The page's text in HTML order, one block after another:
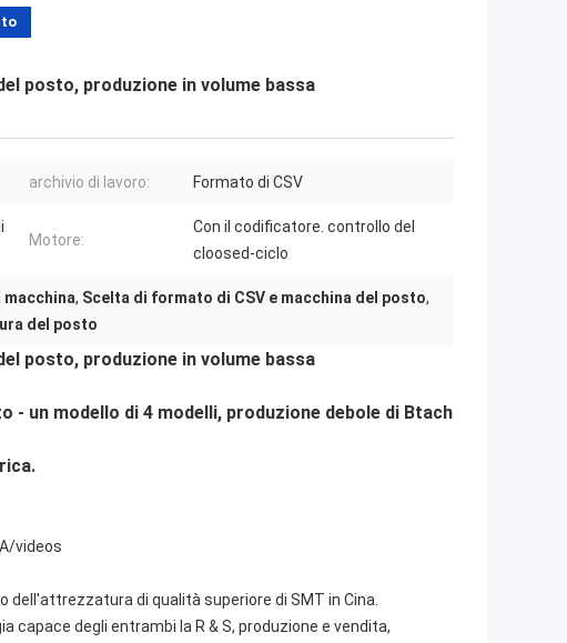
posto, produzione in volume bassa
archivio di lavoro: Formato di CSV
Motore:
Con il codificatore. controllo del
cloosed-ciclo
macchina, Scelta di formato di CSV e macchina del posto,
del posto
posto, produzione in volume bassa
- un modello di 4 modelli, produzione debole di Btach
videos
dell'attrezzatura di qualità superiore di SMT in Cina.
degli entrambi la R & S, produzione e vendita,